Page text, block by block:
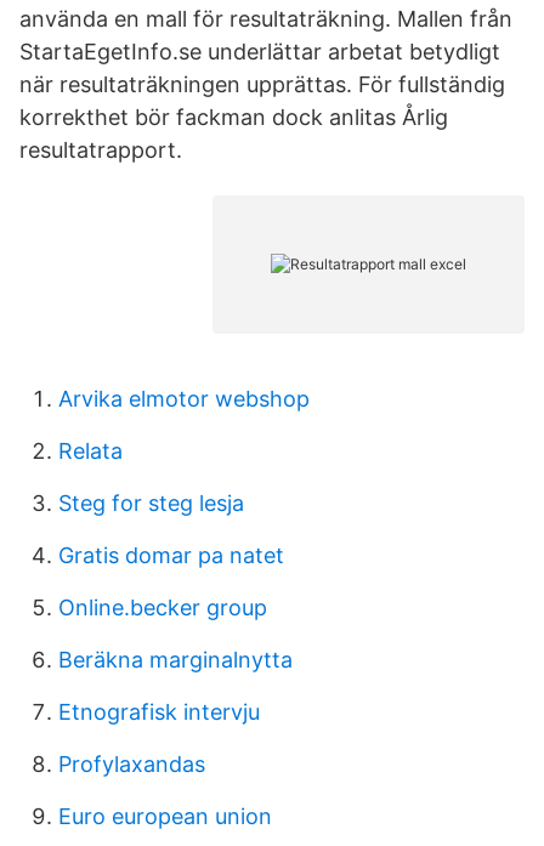
använda en mall för resultaträkning. Mallen från
StartaEgetInfo.se underlättar arbetat betydligt
när resultaträkningen upprättas. För fullständig
korrekthet bör fackman dock anlitas Årlig
resultatrapport.
Arvika elmotor webshop
Relata
Steg for steg lesja
Gratis domar pa natet
Online.becker group
Beräkna marginalnytta
Etnografisk intervju
Profylaxandas
Euro european union